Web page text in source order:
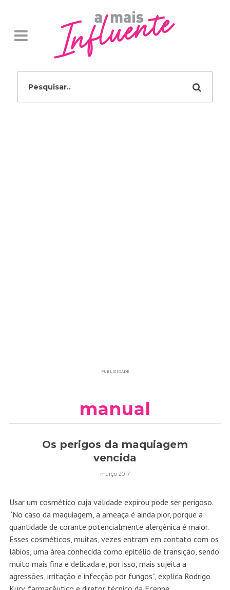
PUBLICIDADE
manual
Os perigos da maquiagem
vencida
março 2017
Usar um cosmético cuja validade expirou pode ser perigoso.
“No caso da maquiagem, a ameaça é ainda pior, porque a
quantidade de corante potencialmente alergênica é maior.
Esses cosméticos, muitas, vezes entram em contato com os
lábios, uma área conhecida como epitélio de transição, sendo
muito mais fina e delicada e, por isso, mais sujeita a
agressões, irritação e infecção por fungos”, explica Rodrigo